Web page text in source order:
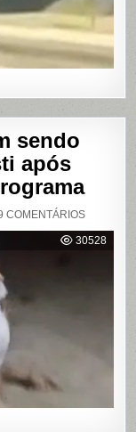
SHOWS
SÃO
PAULO
sendo
após
COMENTÁRIOSEM
MOSTRA
HOMEM
30528